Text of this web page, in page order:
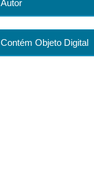
Autor
Contém Objeto Digital